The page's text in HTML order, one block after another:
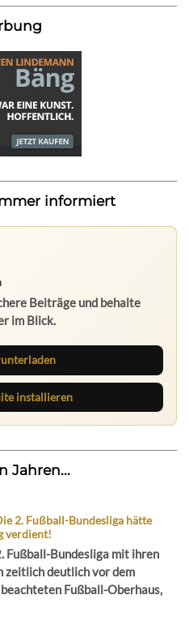
informiert
Beiträge und behalte
im Blick.
installieren
Jahren...
2. Fußball-Bundesliga hätte
verdient!
Bundesliga mit ihren
zeitlich deutlich vor dem
Fußball-Oberhaus,